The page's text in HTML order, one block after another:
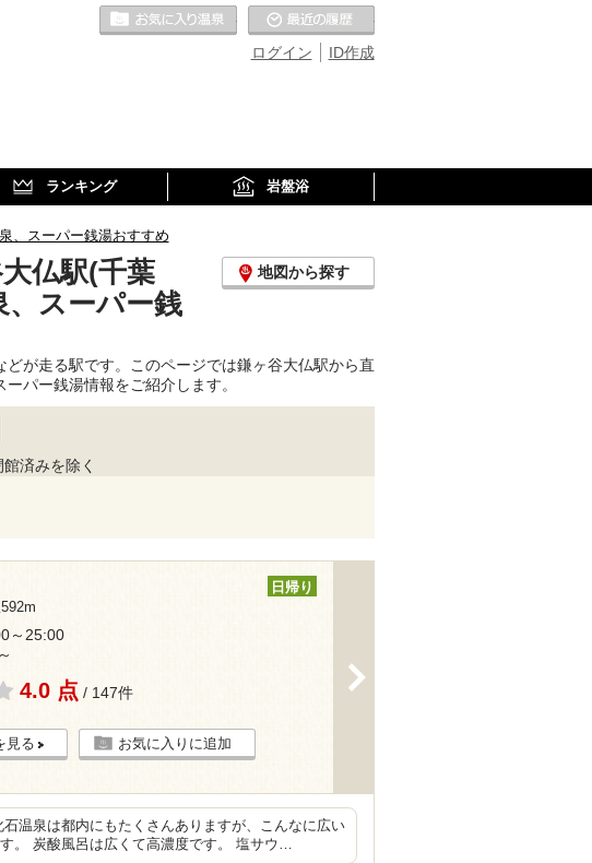
ID作成
ログイン
お気に入りの温泉
ランキング 岩盤浴
、スーパー銭湯おすすめ
仏駅(千葉
、スーパー銭
地図から探す
が走る駅です。このページでは鎌ヶ谷大仏駅から直
パー銭湯情報をご紹介します。
館済みを除く
日帰り
～25:00
4.0 点 / 147件
見る お気に入りに追加
温泉は都内にもたくさんありますが、こんなに広い
。 炭酸風呂は広くて高濃度です。 塩サウ…